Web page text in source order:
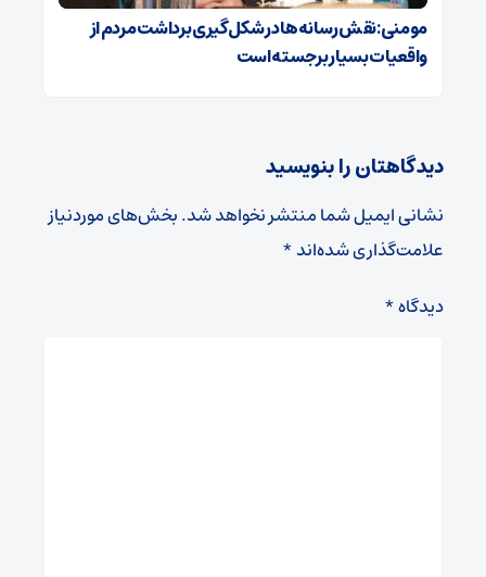
مومنی:نقش رسانه‌ها در شکل‌گیری برداشت مردم از
واقعیات بسیار برجسته است
دیدگاهتان را بنویسید
نشانی ایمیل شما منتشر نخواهد شد.بخش‌های موردنیاز
علامت‌گذاری شده‌اند*
دیدگاه*